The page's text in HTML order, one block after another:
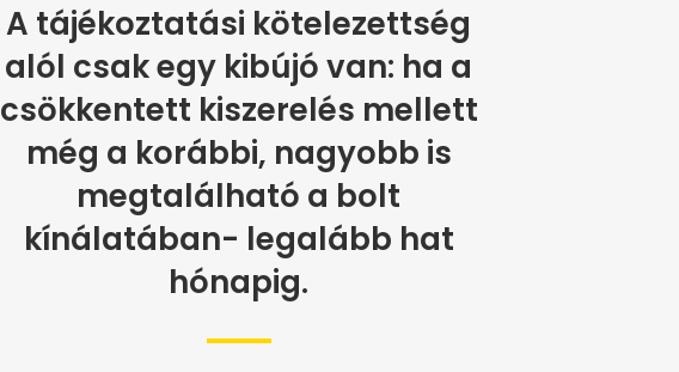
A tájékoztatási kötelezettség
alól csak egy kibújó van: ha a
csökkentett kiszerelés mellett
még a korábbi, nagyobb is
megtalálható a bolt
kínálatában- legalább hat
hónapig.